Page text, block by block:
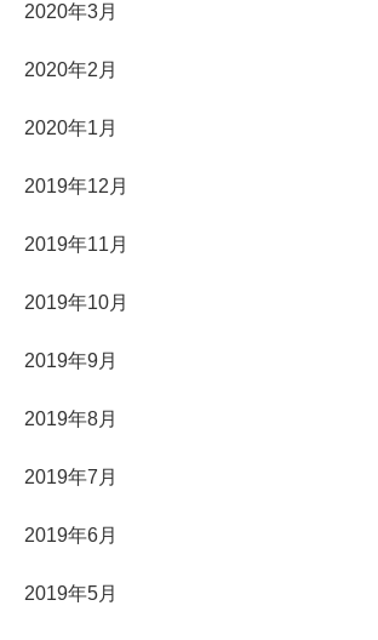
2020年3月
2020年2月
2020年1月
2019年12月
2019年11月
2019年10月
2019年9月
2019年8月
2019年7月
2019年6月
2019年5月